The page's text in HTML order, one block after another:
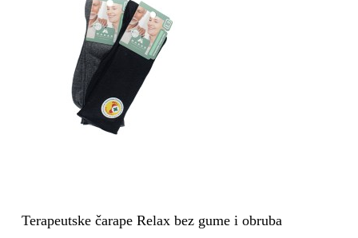
Terapeutske čarape Relax bez gume i obruba